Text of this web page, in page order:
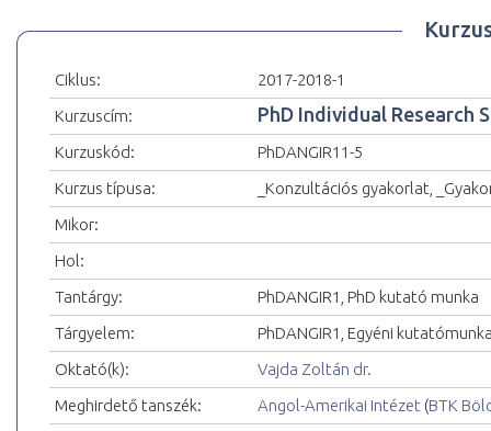
Ciklus:
2017-2018-1
Kurzuscím:
PhD Individual Research
Kurzuskód:
PhDANGIR11-5
Kurzus típusa:
_Konzultációs gyakorlat,
Mikor:
Hol:
Tantárgy:
PhDANGIR1, PhD kutató munka
Tárgyelem:
PhDANGIR1, Egyéni
Oktató(k):
Vajda Zoltán dr.
Meghirdető tanszék:
Angol-Amerikai Intézet (BTK